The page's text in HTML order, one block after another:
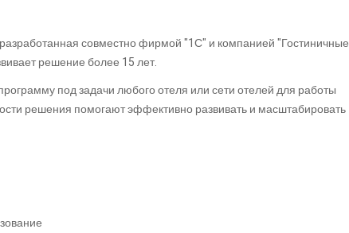
совместно фирмой "1С" и компанией "Гостиничные
решение более 15 лет.
под задачи любого отеля или сети отелей для работы
решения помогают эффективно развивать и масштабировать